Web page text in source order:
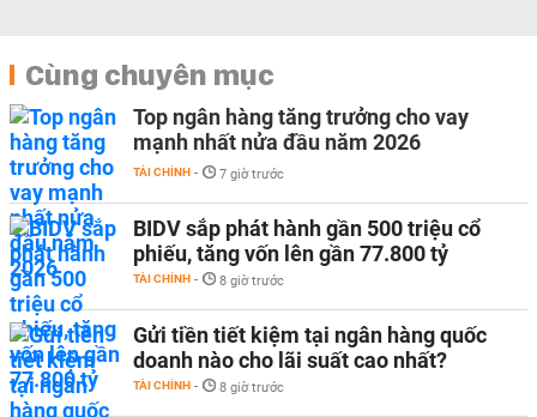
Cùng chuyên mục
Top ngân hàng tăng trưởng cho vay
mạnh nhất nửa đầu năm 2026
TÀI CHÍNH - 7 giờ trước
BIDV sắp phát hành gần 500 triệu cổ
phiếu, tăng vốn lên gần 77.800 tỷ
TÀI CHÍNH - 8 giờ trước
Gửi tiền tiết kiệm tại ngân hàng quốc
doanh nào cho lãi suất cao nhất?
TÀI CHÍNH - 8 giờ trước